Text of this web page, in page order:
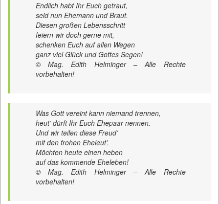
Endlich habt Ihr Euch getraut,
seid nun Ehemann und Braut.
Diesen großen Lebensschritt
feiern wir doch gerne mit,
schenken Euch auf allen Wegen
ganz viel Glück und Gottes Segen!
© Mag. Edith Helminger – Alle Rechte
vorbehalten!
Was Gott vereint kann niemand trennen,
heut’ dürft Ihr Euch Ehepaar nennen.
Und wir teilen diese Freud’
mit den frohen Eheleut’.
Möchten heute einen heben
auf das kommende Eheleben!
© Mag. Edith Helminger – Alle Rechte
vorbehalten!